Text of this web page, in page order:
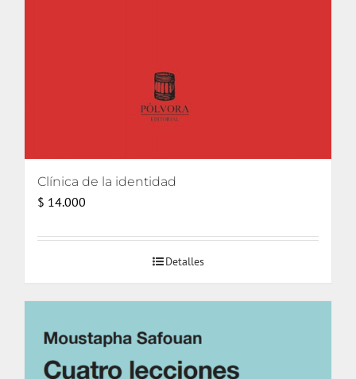
Clínica de la identidad
$ 14.000
Detalles